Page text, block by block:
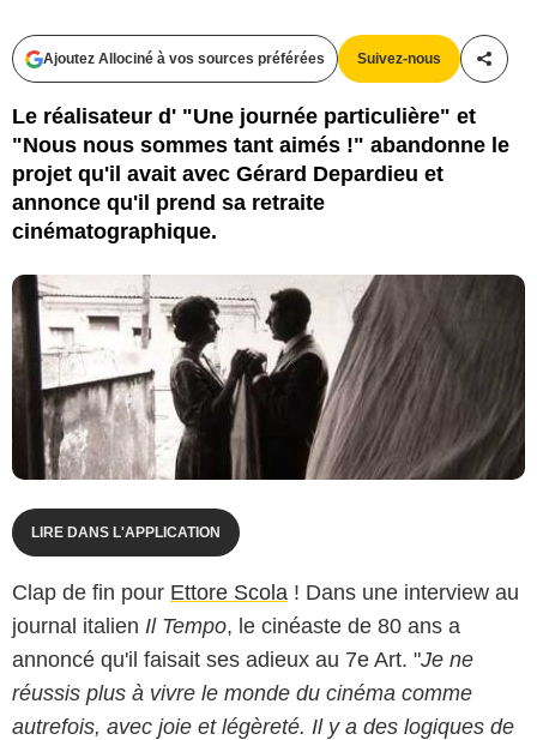
Ajoutez Allociné à vos sources préférées Suivez-nous
Le réalisateur d' "Une journée particulière" et
"Nous nous sommes tant aimés !" abandonne le
projet qu'il avait avec Gérard Depardieu et
annonce qu'il prend sa retraite
cinématographique.
LIRE DANS L'APPLICATION
Clap de fin pour Ettore Scola ! Dans une interview au
journal italien Il Tempo, le cinéaste de 80 ans a
annoncé qu'il faisait ses adieux au 7e Art. "Je ne
réussis plus à vivre le monde du cinéma comme
autrefois, avec joie et légèreté. Il y a des logiques de